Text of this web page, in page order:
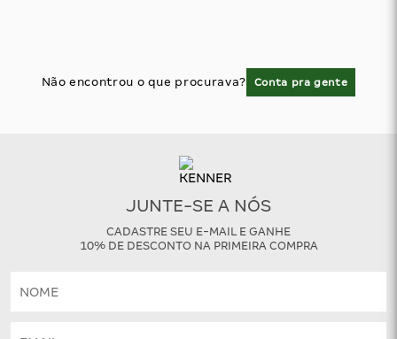
Não encontrou o que procurava? Conta pra gente
JUNTE-SE A NÓS
CADASTRE SEU E-MAIL E GANHE
10% DE DESCONTO NA PRIMEIRA COMPRA